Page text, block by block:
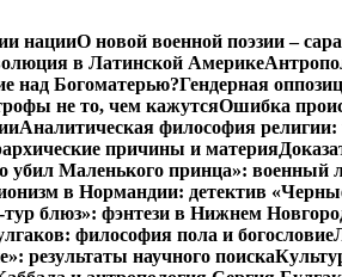
нацииО новой военной поэзии –
в Латинской Америке
над Богоматерью?Гендерная
не то, чем кажутсяОшибка
Аналитическая философия религии:
причины и материя
убил Маленького принца»: военный
в Нормандии: детектив
тур блюз»: фэнтези в Нижнем
философия пола и богословие
результаты научного поиска